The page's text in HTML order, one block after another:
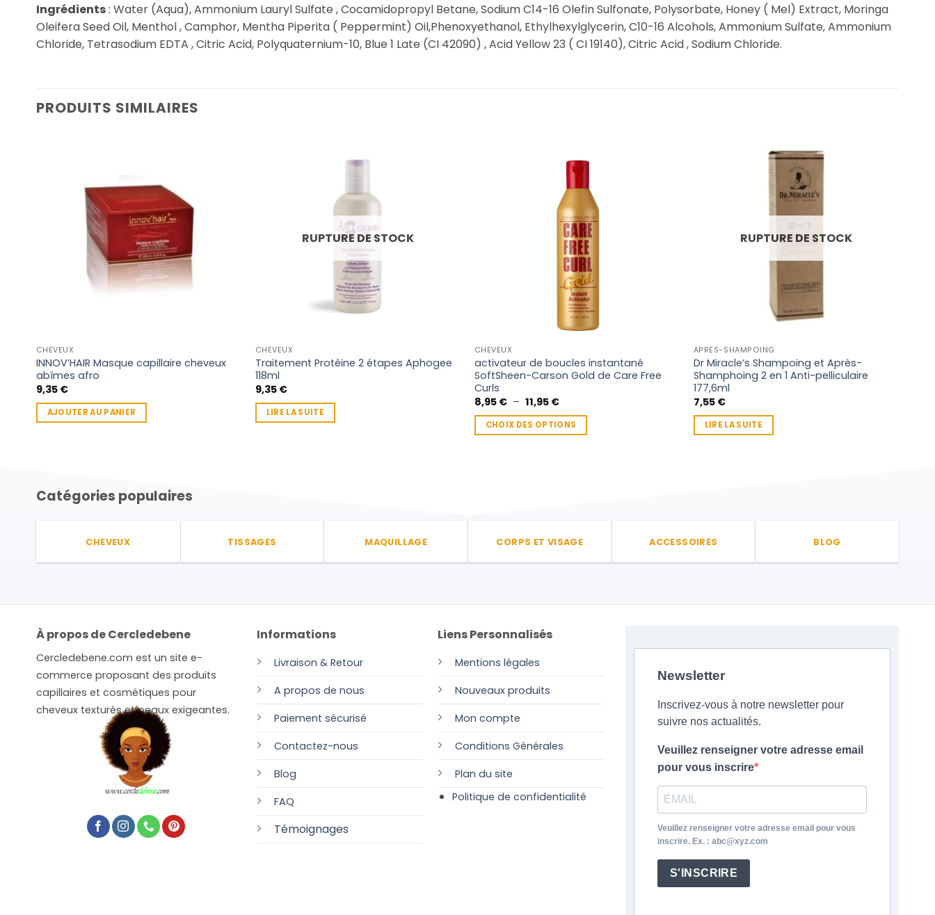
Ingrédients: Water (Aqua), Ammonium Lauryl Sulfate , Cocamidopropyl Betane, Sodium C14-16 Olefin Sulfonate, Polysorbate, Honey ( Mel) Extract, Moringa
Oleifera Seed Oil, Menthol , Camphor, Mentha Piperita ( Peppermint) Oil,Phenoxyethanol, Ethylhexylglycerin, C10-16 Alcohols, Ammonium Sulfate, Ammonium
Chloride, Tetrasodium EDTA , Citric Acid, Polyquaternium-10, Blue 1 Late (CI 42090) , Acid Yellow 23 ( CI 19140), Citric Acid , Sodium Chloride.
PRODUITS SIMILAIRES
CHEVEUX
INNOV’HAIR Masque capillaire cheveux
abîmes afro
9,35 €
AJOUTER AU PANIER
RUPTURE DE STOCK
CHEVEUX
Traitement Protéine 2 étapes Aphogee
118ml
9,35 €
LIRE LA SUITE
CHEVEUX
activateur de boucles instantané
SoftSheen-Carson Gold de Care Free
Curls
8,95 € – 11,95 €Plage
prix :
8,95 €
CHOIX DES OPTIONS
options
sur
page
produit
RUPTURE DE STOCK
APRÈS-SHAMPOING
Dr Miracle’s Shampoing et Après-
Shamphoing 2 en 1 Anti-pelliculaire
177,6ml
7,55 €
LIRE LA SUITE
Catégories populaires
CHEVEUX TISSAGES MAQUILLAGE CORPS ET VISAGE ACCESSOIRES BLOG
À propos de Cercledebene
Cercledebene.com est un site e-
commerce proposant des produits
capillaires et cosmétiques pour
cheveux texturés et peaux exigeantes.
Informations
Livraison & Retour
A propos de nous
Paiement sécurisé
Contactez-nous
Blog
FAQ
Témoignages
Liens Personnalisés
Mentions légales
Nouveaux produits
Mon compte
Conditions Générales
Plan du site
Politique de confidentialité
Newsletter
Inscrivez-vous à notre newsletter pour
suivre nos actualités.
Veuillez renseigner votre adresse email
pour vous inscrire
Veuillez renseigner votre adresse email pour vous
inscrire. Ex. : abc@xyz.com
S'INSCRIRE